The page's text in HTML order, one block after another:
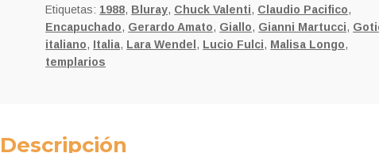
Etiquetas: 1988, Bluray, Chuck Valenti, Claudio Pacifico,
Encapuchado, Gerardo Amato, Giallo, Gianni Martucci,
italiano, Italia, Lara Wendel , Lucio Fulci, Malisa Longo,
templarios
Descripción